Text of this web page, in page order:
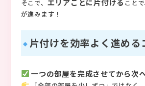
そこで、
こと
が進みます！
片付けを効率よく進める
一つの部屋を完成させてから次